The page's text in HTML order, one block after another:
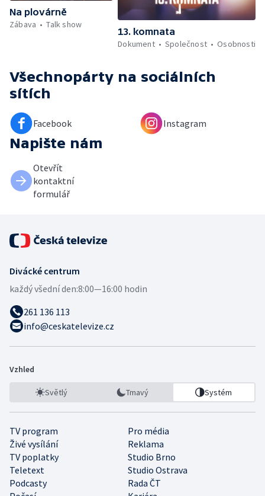
Na plovárně
Zábava
Talk show
13. komnata
Dokument
Společnost Osobnosti
Všechnopárty na sociálních
sítích
Facebook Instagram
Napište nám
Otevřít
kontaktní
formulář
Divácké centrum
každý všední den:8:00—16:00 hodin
261 136 113
info@ceskatelevize.cz
Vzhled
Světlý Tmavý Systém
TV program
Pro média
Živé vysílání
Reklama
TV poplatky
Studio Brno
Teletext
Studio Ostrava
Podcasty
Rada ČT